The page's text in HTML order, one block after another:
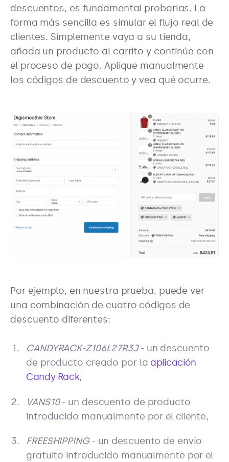
descuentos, es fundamental probarlas. La
forma más sencilla es simular el flujo real de
clientes. Simplemente vaya a su tienda,
añada un producto al carrito y continúe con
el proceso de pago. Aplique manualmente
los códigos de descuento y vea qué ocurre.
Por ejemplo, en nuestra prueba, puede ver
una combinación de cuatro códigos de
descuento diferentes:
CANDYRACK-Z106L27R3J- un descuento
de producto creado por la aplicación
Candy Rack,
VANS10- un descuento de producto
introducido manualmente por el cliente,
FREESHIPPING- un descuento de envío
gratuito introducido manualmente por el